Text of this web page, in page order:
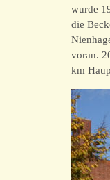
wurde
die
voran.
km